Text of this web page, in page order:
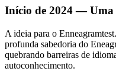
Início de 2024 — Uma
A ideia para o
profunda sabedoria do
quebrando barreiras de
autoconhecimento.